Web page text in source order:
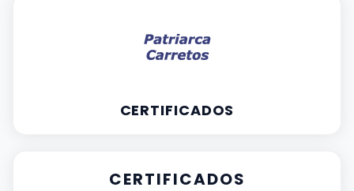
CERTIFICADOS
CERTIFICADOS